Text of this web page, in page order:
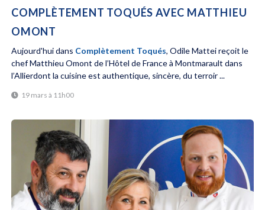
COMPLÈTEMENT TOQUÉS AVEC MATTHIEU
OMONT
Aujourd'hui dans Complètement Toqués, Odile Mattei reçoit le
chef Matthieu Omont de l’Hôtel de France à Montmarault dans
l’Allierdont la cuisine est authentique, sincère, du terroir ...
19 mars à 11h00